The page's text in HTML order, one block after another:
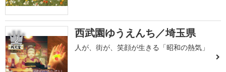
2 西武園ゆうえんち／埼玉県
人が、街が、笑顔が生きる「昭和の熱気」